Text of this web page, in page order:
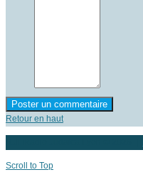
Retour en haut
Scroll to Top